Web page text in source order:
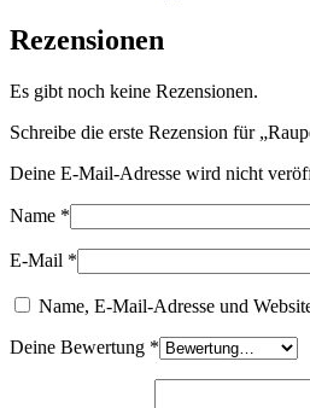
Rezensionen
Es gibt noch keine Rezensionen.
Schreibe die erste Rezension für
Deine E-Mail-Adresse wird nicht
Name *
E-Mail *
Name, E-Mail-Adresse und
Deine Bewertung *